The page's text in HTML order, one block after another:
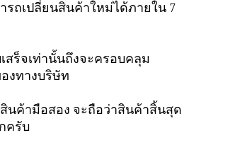
ถเปลี่ยนสินค้าใหม่ได้ภายใน 7
สร็จเท่านั้นถึงจะครอบคลุม
งทางบริษัท
นค้ามือสอง จะถือว่าสินค้าสิ้นสุด
ครับ